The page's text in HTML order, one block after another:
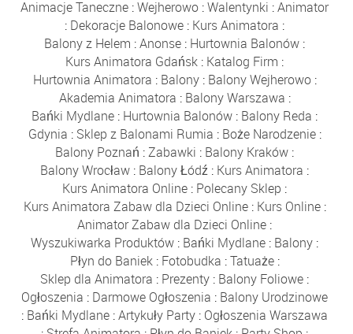
Animacje Taneczne :Wejherowo :Walentynki :Animator
: Dekoracje Balonowe : Kurs Animatora :
Balony z Helem :Anonse : Hurtownia Balonów :
Kurs Animatora Gdańsk : Katalog Firm :
Hurtownia Animatora : Balony: Balony Wejherowo:
Akademia Animatora : Balony Warszawa :
Bańki Mydlane : Hurtownia Balonów : Balony Reda :
Gdynia : Sklep z Balonami Rumia : Boże Narodzenie:
Balony Poznań :Zabawki : Balony Kraków :
Balony Wrocław : Balony Łódź : Kurs Animatora :
Kurs Animatora Online : Polecany Sklep :
Kurs Animatora Zabaw dla Dzieci Online: Kurs Online:
Animator Zabaw dla Dzieci Online :
Wyszukiwarka Produktów : Bańki Mydlane : Balony :
Płyn do Baniek: Fotobudka :Tatuaże:
Sklep dla Animatora : Prezenty : Balony Foliowe :
Ogłoszenia : Darmowe Ogłoszenia : Balony Urodzinowe
: Bańki Mydlane :Artykuły Party : Ogłoszenia Warszawa